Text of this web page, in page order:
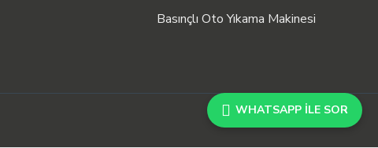
WHATSAPP ILE SOR
Basınçlı Oto Yıkama Makinesi